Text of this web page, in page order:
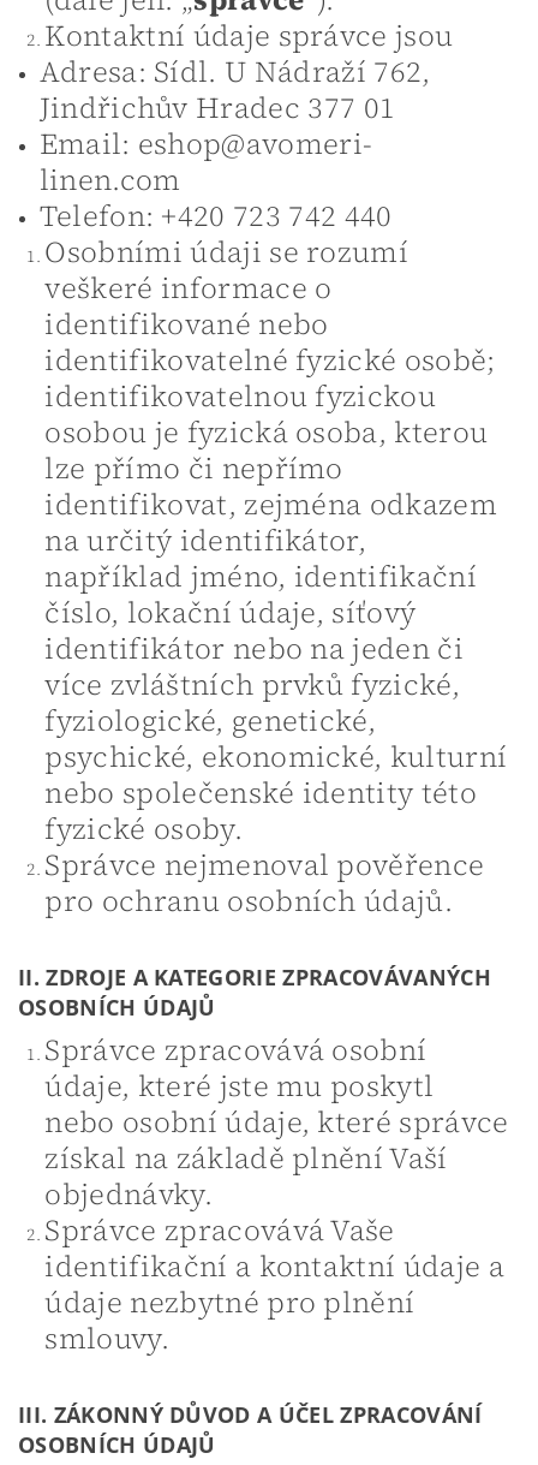
Kontaktní údaje správce jsou
Adresa: Sídl. U Nádraží 762,
Jindřichův Hradec 377 01
Email: eshop@avomeri-
linen.com
Telefon: +420 723 742 440
Osobními údaji se rozumí
veškeré informace o
identifikované nebo
identifikovatelné fyzické osobě;
identifikovatelnou fyzickou
osobou je fyzická osoba, kterou
lze přímo či nepřímo
identifikovat, zejména odkazem
na určitý identifikátor,
například jméno, identifikační
číslo, lokační údaje, síťový
identifikátor nebo na jeden či
více zvláštních prvků fyzické,
fyziologické, genetické,
psychické, ekonomické, kulturní
nebo společenské identity této
fyzické osoby.
Správce nejmenoval pověřence
pro ochranu osobních údajů.
II. ZDROJE A KATEGORIE ZPRACOVÁVANÝCH
OSOBNÍCH ÚDAJŮ
Správce zpracovává osobní
údaje, které jste mu poskytl
nebo osobní údaje, které správce
získal na základě plnění Vaší
objednávky.
Správce zpracovává Vaše
identifikační a kontaktní údaje a
údaje nezbytné pro plnění
smlouvy.
III. ZÁKONNÝ DŮVOD A ÚČEL ZPRACOVÁNÍ
OSOBNÍCH ÚDAJŮ